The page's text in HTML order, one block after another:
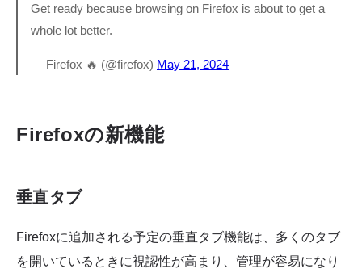
Get ready because browsing on Firefox is about to get a
whole lot better.
— Firefox 🔥 (@firefox) May 21, 2024
Firefoxの新機能
垂直タブ
Firefoxに追加される予定の垂直タブ機能は、多くのタブ
を開いているときに視認性が高まり、管理が容易になり